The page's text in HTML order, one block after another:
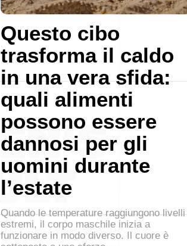
Questo cibo
trasforma il caldo
in una vera sfida:
quali alimenti
possono essere
dannosi per gli
uomini durante
l’estate
Quando le temperature raggiungono livelli
estremi, il corpo maschile inizia a
funzionare in modo diverso. Il cuore è